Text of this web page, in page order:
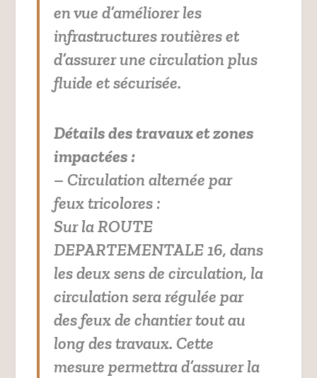
en vue d’améliorer les
infrastructures routières et
d’assurer une circulation plus
fluide et sécurisée.
Détails des travaux et zones
impactées :
– Circulation alternée par
feux tricolores :
Sur la ROUTE
DEPARTEMENTALE 16, dans
les deux sens de circulation, la
circulation sera régulée par
des feux de chantier tout au
long des travaux. Cette
mesure permettra d’assurer la